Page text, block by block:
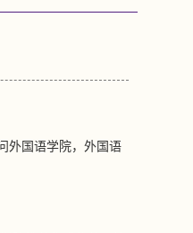
外国语学院， 外国语